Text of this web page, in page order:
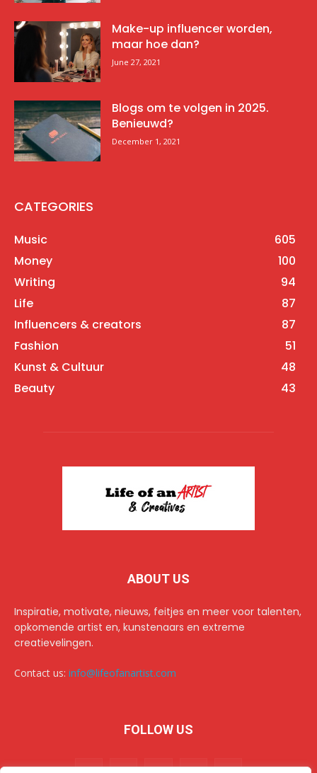
Make-up influencer worden,
maar hoe dan?
June 27, 2021
Blogs om te volgen in 2025.
Benieuwd?
December 1, 2021
CATEGORIES
Music
605
Money
100
Writing
94
Life
87
Influencers & creators
87
Fashion
51
Kunst & Cultuur
48
Beauty
43
ABOUT US
Inspiratie, motivate, nieuws, feitjes en meer voor talenten,
opkomende artist en, kunstenaars en extreme
creatievelingen.
Contact us: info@lifeofanartist.com
FOLLOW US